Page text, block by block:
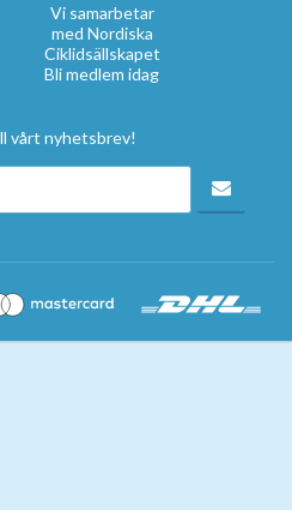
Vi samarbetar
med Nordiska
Ciklidsällskapet
Bli medlem idag
vårt nyhetsbrev!